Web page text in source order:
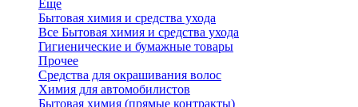
Еще
Бытовая химия и средства ухода
Все Бытовая химия и средства ухода
Гигиенические и бумажные товары
Прочее
Средства для окрашивания волос
Химия для автомобилистов
Бытовая химия (прямые контракты)